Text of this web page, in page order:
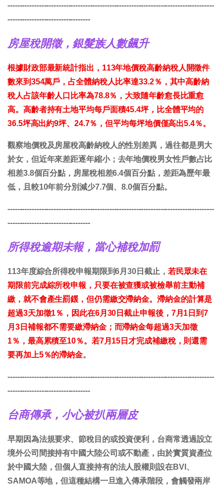
-------------------------------------------------------------------------------------
----------------------------------
房屋稅開徵，銀髮族人數飆升
根據財政部最新統計指出，113年地價稅高齡納稅人開徵件
數來到354萬戶，占全體納稅人比率達33.2％，其中高齡納
稅人占該年齡人口比率為78.8％，大致隨年齡愈長比重愈
高。高齡者持有土地平均每戶面積45.4坪，比全體平均的
36.5坪高出約9坪、24.7％，但平均每坪地價僅高出5.4％。
觀察地價稅及房屋稅高齡納稅人的性別差異，過往都是男大
於女，但近年來差距逐年縮小；去年地價稅男女性戶數占比
相差3.8個百分點，房屋稅相差6.4個百分點，差距為歷年最
低，且較10年前分別減少7.7個、8.0個百分點。
-------------------------------------------------------------------------------------
----------------------------------
所得稅逾期未報，當心補稅加罰
113年度綜合所得稅申報期限到6月30日截止， 若民眾未在
期限前完成綜所稅申報，只要在被查獲或被檢舉前主動補
繳，就不會產生罰鍰，但仍需繳交滯納金。滯納金的計算是
超過3天加徵1％，因此在6月30日截止申報後，7月1日到7
月3日補報都不需要繳滯納金；而滯納金每超過3天加徵
1％，最高累積至10％。若7月15日才完成補繳稅，則還需
要再加上5％的滯納金。
-------------------------------------------------------------------------------------
----------------------------------
台商傳承，小心被扒兩層皮
早期因為法規要求、節稅目的或投資便利，台商常透過設立
境外公司間接持有中國大陸公司或不動產，由於實質資產位
於中國大陸，但個人直接持有的法人股權則設在BVI、
SAMOA等地，但這種結構一旦進入傳承階段，會觸發兩岸